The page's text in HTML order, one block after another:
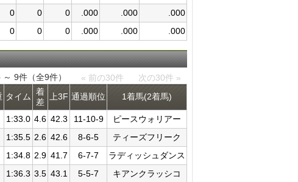
0 0 0 .000 .000
.000
0 0 0 .000 .000 .000
～ 9件（全9件） « 前の30件
次の30件 »
タイム 着
差
上3F 通過​順位 1着馬(2着馬)
1:33.0 4.6 42.3 11-10-9
ピースウォリアー
1:35.5 2.6 42.6 8-6-5
ティーズフリーク
1:34.8 2.9 41.7 6-7-7
ラディッシュダンス
1:36.3 3.5 43.1 5-5-7 キアンクラッシコ